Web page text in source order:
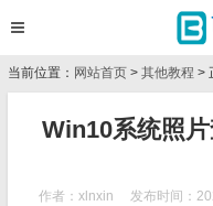
当前位置： 网站首页 > 其他教程 >
Win10系统照
作者：xlnxin 发布时间：